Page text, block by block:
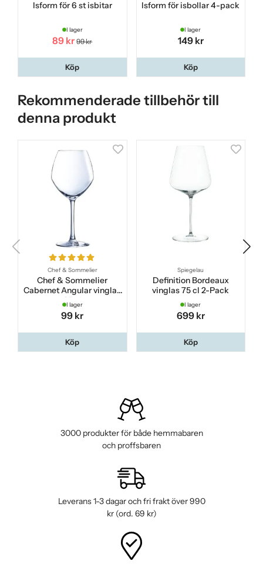
Isform för 6 st isbitar
I lager
89 kr 99 kr
Köp
Isform för isbollar 4-pack
I lager
149 kr
Köp
Rekommenderade tillbehör till
denna produkt
Chef & Sommelier
Chef & Sommelier
Cabernet Angular vinglas
35 cl
I lager
99 kr
Köp
Spiegelau
Definition Bordeaux
vinglas 75 cl 2-Pack
I lager
699 kr
Köp
3000 produkter för både hemmabaren
och proffsbaren
Leverans 1-3 dagar och fri frakt över 990
kr (ord. 69 kr)